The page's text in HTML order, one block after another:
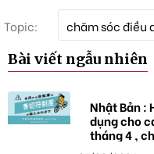
Topic:
h
a
chăm sóc điều
Bài viết ngẫu nhiên
Nhật Bản :
dụng cho
tháng 4 ,